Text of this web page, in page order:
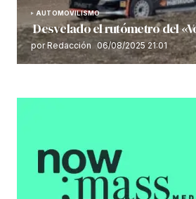
AUTOMOVILISMO
Desvelado el rutómetro del
por Redacción 06/08/2025 21:01